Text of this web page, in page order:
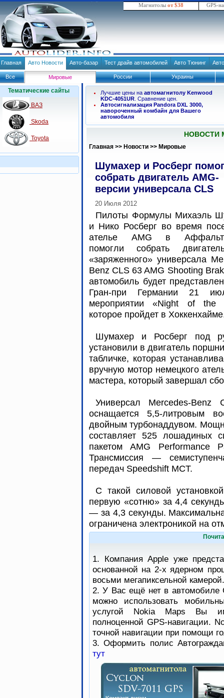
Магнитолы от $38 GPS-
Главная Авто Новости Авто-базар Тест драйв автомобилей Авто Тюнинг
Все Мировые России Украины
Тематические сайты
ВАЗ
Skoda
Toyota
Лучшие цены на автомагнитолу Kenwood
KDC-4051UR . Сравнение цен.
Автосигнализация Pandora DXL 3000,
навороченный комбайн для Вашего
автомобиля
НОВОСТИ
Главная >> Новости >> Мировые
Шумахер и Росберг
собрать двигатель AMG-
версии универсала CLS
20 Июля 2012
Пилоты Формулы Михаэль
и Нико Росберг во время
ателье AMG в
помогли собрать
«заряженного» универсала
Benz CLS 63 AMG Shooting
автомобиль будет
Гран-при Германии 21
мероприятии «Night of the
которое пройдет в
Шумахер и Росберг под
установили в двигатель
табличке, которая
вручную мотор немецкого
мастера, который завершал
Универсал Mercedes-
оснащается 5,5-литровым
двойным турбонаддувом.
составляет 525 лошадиных
пакетом AMG
Трансмиссия —
передач Speedshift MCT.
С такой силовой
первую «сотню» за 4,4
— за 4,3 секунды.
ограничена электроникой на
1. Компания Apple уже
основанной на 2-х ядерном
восьми мегапиксельной камерой.
2. У Вас ещё нет в автомобиле
можно использовать
услугой Nokia Maps Вы
полноценной GPS-навигации.
точной навигации при помощи
3. Оформить полис
тут